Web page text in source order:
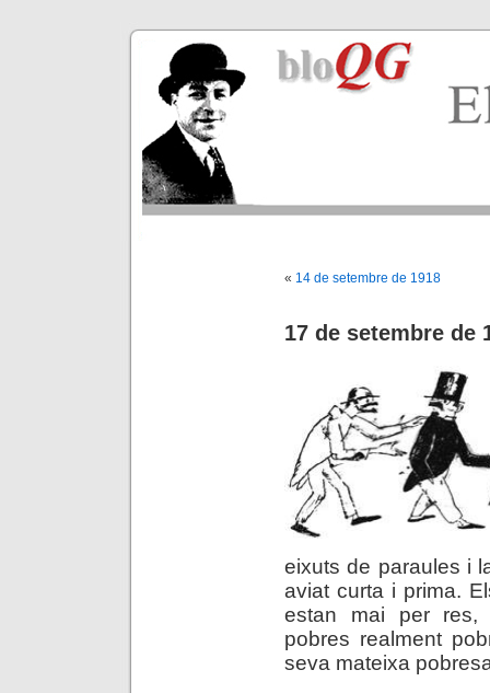
« 14 de setembre de 1918
17 de setembre de
eixuts de paraules i
aviat curta i prima.
estan mai per res,
pobres realment
seva mateixa